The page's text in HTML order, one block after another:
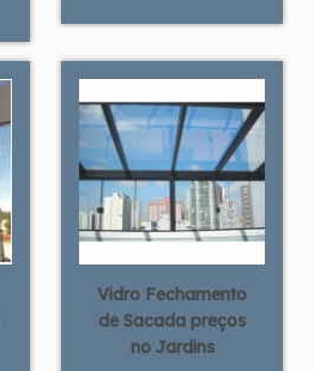
Vidro Fechamento
de Sacada preços
no Jardins